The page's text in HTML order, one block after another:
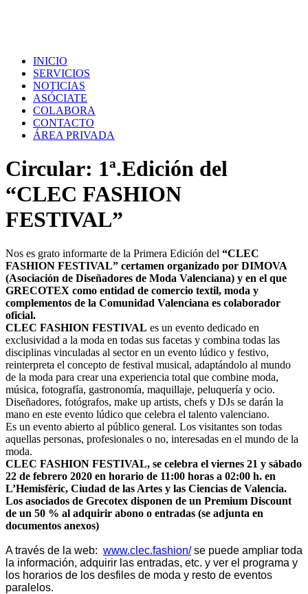
INICIO
SERVICIOS
NOTICIAS
ASÓCIATE
COLABORA
CONTACTO
ÁREA PRIVADA
Circular: 1ª.Edición del
“CLEC FASHION
FESTIVAL”
Nos es grato informarte de la Primera Edición del “CLEC
FASHION FESTIVAL” certamen organizado por DIMOVA
(Asociación de Diseñadores de Moda Valenciana) y en el que
GRECOTEX como entidad de comercio textil, moda y
complementos de la Comunidad Valenciana es colaborador
oficial.
CLEC FASHION FESTIVAL es un evento dedicado en
exclusividad a la moda en todas sus facetas y combina todas las
disciplinas vinculadas al sector en un evento lúdico y festivo,
reinterpreta el concepto de festival musical, adaptándolo al mundo
de la moda para crear una experiencia total que combine moda,
música, fotografía, gastronomía, maquillaje, peluquería y ocio.
Diseñadores, fotógrafos, make up artists, chefs y DJs se darán la
mano en este evento lúdico que celebra el talento valenciano.
Es un evento abierto al público general. Los visitantes son todas
aquellas personas, profesionales o no, interesadas en el mundo de la
moda.
CLEC FASHION FESTIVAL, se celebra el viernes 21 y sábado
22 de febrero 2020 en horario de 11:00 horas a 02:00 h. en
L’Hemisfèric, Ciudad de las Artes y las Ciencias de Valencia.
Los asociados de Grecotex disponen de un Premium Discount
de un 50 % al adquirir abono o entradas (se adjunta en
documentos anexos)
A través de la web: www.clec.fashion/se puede ampliar toda
la información, adquirir las entradas, etc. y ver el programa y
los horarios de los desfiles de moda y resto de eventos
paralelos.